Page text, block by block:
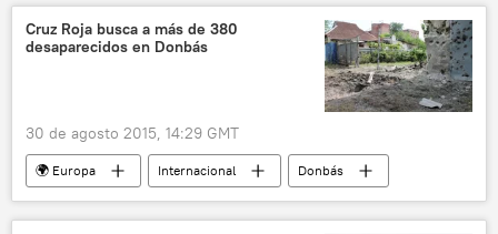
Heinz Fischer
refugiados
noticias
migración
Cruz Roja busca a más de 380
desaparecidos en Donbás
30 de agosto 2015, 14:29 GMT
🌍 Europa Internacional
Donbás
Ashot Astabatsián
Cruz Roja